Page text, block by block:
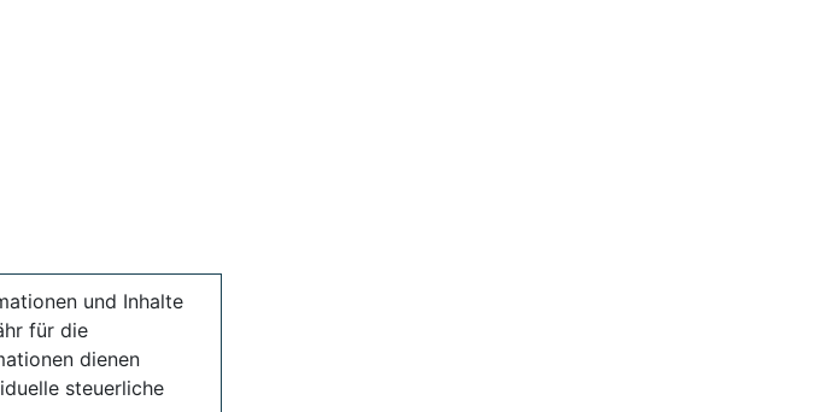
und Inhalte
für die
dienen
steuerliche